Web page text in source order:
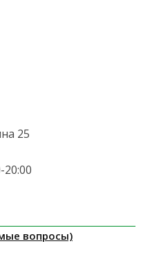
25
20:00
вопросы)